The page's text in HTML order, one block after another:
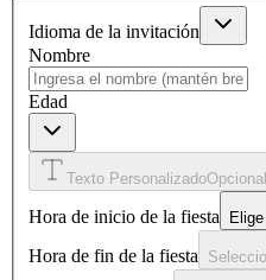
Idioma de la invitación
Nombre
Edad
Texto PersonalizadoOpcional
Hora de inicio de la fiesta
Hora de fin de la fiesta